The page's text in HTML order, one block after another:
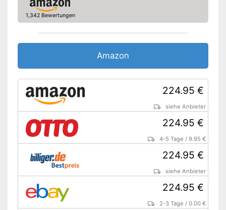
Moskitonetz
Wasserdicht
Blickdicht
Moskitonetz enthalten
atmungsaktivem Material
Mit integriertem Kabeleingang
Ist wasserdicht
Amazon Lieferzeit
1,342 Bewertungen
Amazon
224.95 €
siehe Anbieter
224.95 €
4-5 Tage /9.95 €
224.95 €
siehe Anbieter
224.95 €
2-3 Tage /0.00 €